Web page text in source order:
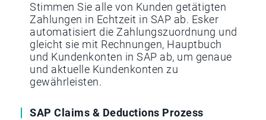
Stimmen Sie alle von Kunden getätigten
Zahlungen in Echtzeit in SAP ab. Esker
automatisiert die Zahlungszuordnung und
gleicht sie mit Rechnungen, Hauptbuch
und Kundenkonten in SAP ab, um genaue
und aktuelle Kundenkonten zu
gewährleisten.
SAP Claims & Deductions Prozess